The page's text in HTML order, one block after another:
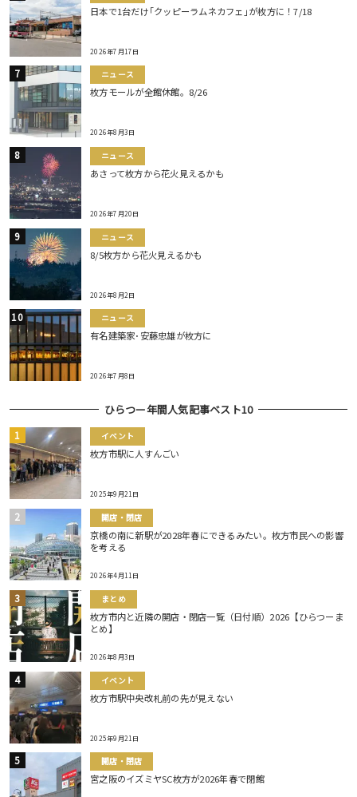
日本で1台だけ｢クッピーラムネカフェ｣が枚方に！7/18
2026年7月17日
ニュース
枚方モールが全館休館。8/26
2026年8月3日
ニュース
あさって枚方から花火見えるかも
2026年7月20日
ニュース
8/5枚方から花火見えるかも
2026年8月2日
ニュース
有名建築家･安藤忠雄が枚方に
2026年7月8日
ひらつー年間人気記事ベスト10
イベント
枚方市駅に人すんごい
2025年9月21日
開店・閉店
京橋の南に新駅が2028年春にできるみたい。枚方市民への影響
を考える
2026年4月11日
まとめ
枚方市内と近隣の開店・閉店一覧（日付順）2026【ひらつーま
とめ】
2026年8月3日
イベント
枚方市駅中央改札前の先が見えない
2025年9月21日
開店・閉店
宮之阪のイズミヤSC枚方が2026年春で閉館